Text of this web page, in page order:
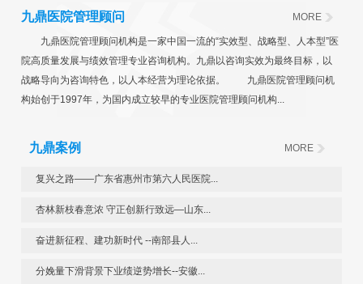
九鼎医院管理顾问 MORE
九鼎医院管理顾问机构是一家中国一流的“实效型、战略型、人本型”医
院高质量发展与绩效管理专业咨询机构。九鼎以咨询实效为最终目标，以
战略导向为咨询特色，以人本经营为理论依据。 九鼎医院管理顾问机
构始创于1997年，为国内成立较早的专业医院管理顾问机构...
九鼎案例 MORE
复兴之路——广东省惠州市第六人民医院...
杏林新枝春意浓 守正创新行致远—山东...
奋进新征程、建功新时代 --南部县人...
分娩量下滑背景下业绩逆势增长--安徽...